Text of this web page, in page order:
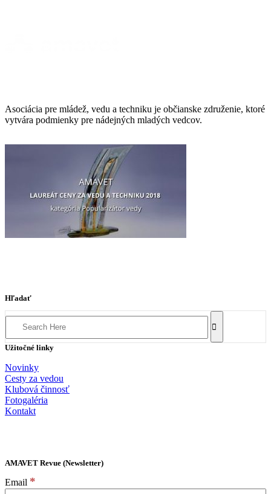
Asociácia pre mládež, vedu a techniku je občianske združenie, ktoré
vytvára podmienky pre nádejných mladých vedcov.
Hľadať
Search
Užitočné linky
Novinky
Cesty za vedou
Klubová činnosť
Fotogaléria
Kontakt
AMAVET Revue (Newsletter)
Email *